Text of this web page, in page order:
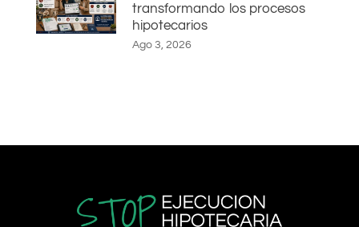
transformando los procesos
hipotecarios
Ago 3, 2026